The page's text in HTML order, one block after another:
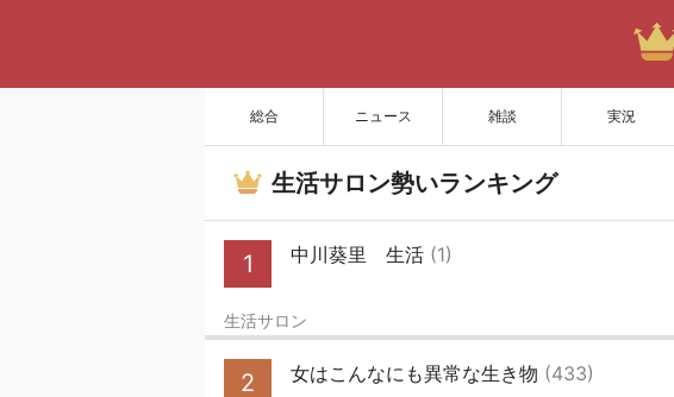
総合 ニュース 雑談 実況
サイトを更新
生活サロン勢いランキング
1 中川葵里 生活 (1)
生活サロン
2 女はこんなにも異常な生き物 (433)